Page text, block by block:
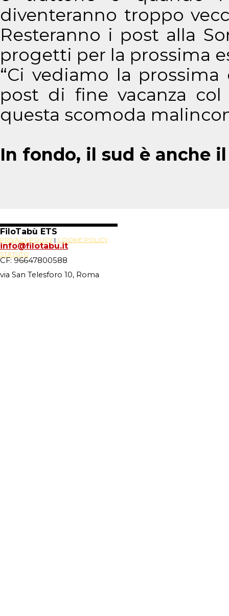
diventeranno troppo
Resteranno i post alla
progetti per la prossima
“Ci vediamo la
post di fine vacanza
questa scomoda
In fondo, il sud è anche
PRIVACY POLICY | COOKIE POLICY
STATUTO
FiloTabù ETS
info@filotabu.it
CF: 96647800588
via San Telesforo 10, Roma